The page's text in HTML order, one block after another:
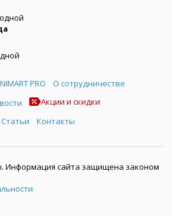
PRO
О сотрудничестве
Акции и скидки
Статьи Контакты
сайта защищена законом